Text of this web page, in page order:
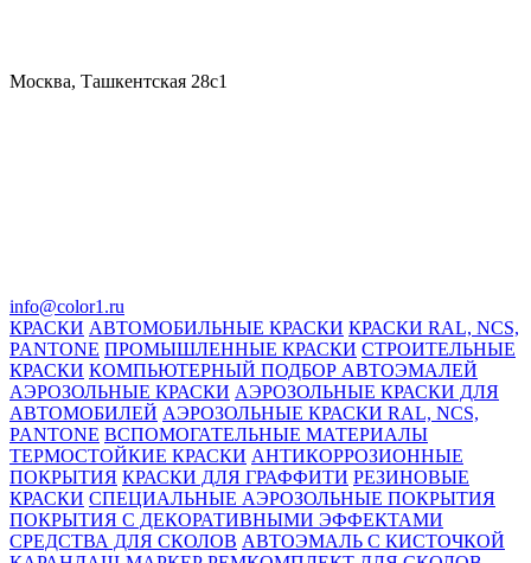
Москва, Ташкентская 28с1
info@color1.ru
КРАСКИ АВТОМОБИЛЬНЫЕ КРАСКИ КРАСКИ RAL, NCS,
PANTONE ПРОМЫШЛЕННЫЕ КРАСКИ СТРОИТЕЛЬНЫЕ
КРАСКИ КОМПЬЮТЕРНЫЙ ПОДБОР АВТОЭМАЛЕЙ
АЭРОЗОЛЬНЫЕ КРАСКИ АЭРОЗОЛЬНЫЕ КРАСКИ ДЛЯ
АВТОМОБИЛЕЙ АЭРОЗОЛЬНЫЕ КРАСКИ RAL, NCS,
PANTONE ВСПОМОГАТЕЛЬНЫЕ МАТЕРИАЛЫ
ТЕРМОСТОЙКИЕ КРАСКИ АНТИКОРРОЗИОННЫЕ
ПОКРЫТИЯ КРАСКИ ДЛЯ ГРАФФИТИ РЕЗИНОВЫЕ
КРАСКИ СПЕЦИАЛЬНЫЕ АЭРОЗОЛЬНЫЕ ПОКРЫТИЯ
ПОКРЫТИЯ С ДЕКОРАТИВНЫМИ ЭФФЕКТАМИ
СРЕДСТВА ДЛЯ СКОЛОВ АВТОЭМАЛЬ С КИСТОЧКОЙ